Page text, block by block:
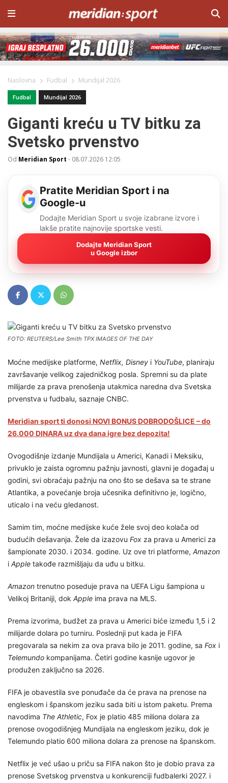
Naslovna Fudbal Mundijal 2026
Fudbal Mundijal 2026
Giganti kreću u TV bitku za
Svetsko prvenstvo
Od Meridian Sport - 08.07.2026 12:05
Pratite Meridian Sport i na
Google-u
Dodajte Meridian Sport u svoje izabrane izvore i
lakše pratite najnovije sportske vesti.
Dodajte Meridian Sport
u Google izbor
FOTO: REUTERS/Lee Smith TPX IMAGES OF THE DAY
Moćne medijske platforme, Netflix, Disney i YouTube, planiraju
završavanje velikog zajedničkog posla. Spremni su da plate
milijarde za prava prenošenja utakmica naredna dva Svetska
prvenstva u fudbalu, saznaje CNBC.
Meridian sport ti donosi NOVI BONUS DOBRODOŠLICE – do
26.000 DINARA uz dva dana igre bez depozita!
Ovogodišnje izdanje Mundijala u Americi, Kanadi i Meksiku,
privuklo je zaista ogromnu pažnju javnosti, glavni je događaj u
godini, svi obraćaju pažnju na ono što se dešava sa te strane
Atlantika, a povećanje broja učesnika definitivno je, logično,
uticalo i na veću gledanost.
Samim tim, moćne medijske kuće žele svoj deo kolača od
budućih dešavanja. Žele da izazovu Fox za prava u Americi za
šampionate 2030. i 2034. godine. Uz ove tri platforme, Amazon
i Apple takođe razmišljaju da uđu u bitku.
Amazon trenutno poseduje prava na UEFA Ligu šampiona u
Velikoj Britaniji, dok Apple ima prava na MLS.
Prema izvorima, budžet za prava u Americi biće između 1,5 i 2
milijarde dolara po turniru. Poslednji put kada je FIFA
pregovarala sa nekim za ova prava bilo je 2011. godine, sa Fox i
Telemundo kompanijama. Četiri godine kasnije ugovor je
produžen zaključno sa 2026.
FIFA je obavestila sve ponuđače da će prava na prenose na
engleskom i španskom jeziku sada biti u istom paketu. Prema
navodima The Athletic, Fox je platio 485 miliona dolara za
prenose ovogodišnjeg Mundijala na engleskom jeziku, dok je
Telemundo platio 600 miliona dolara za prenose na španskom.
Netflix je već ušao u priču sa FIFA nakon što je dobio prava za
prenose Svetskog prvenstva u konkurenciji fudbalerki 2027. i